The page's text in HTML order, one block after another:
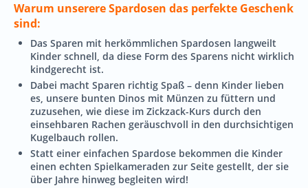
Warum unserere Spardosen das perfekte Geschenk
sind:
Das Sparen mit herkömmlichen Spardosen langweilt
Kinder schnell, da diese Form des Sparens nicht wirklich
kindgerecht ist.
Dabei macht Sparen richtig Spaß – denn Kinder lieben
es, unsere bunten Dinos mit Münzen zu füttern und
zuzusehen, wie diese im Zickzack-Kurs durch den
einsehbaren Rachen geräuschvoll in den durchsichtigen
Kugelbauch rollen.
Statt einer einfachen Spardose bekommen die Kinder
einen echten Spielkameraden zur Seite gestellt, der sie
über Jahre hinweg begleiten wird!